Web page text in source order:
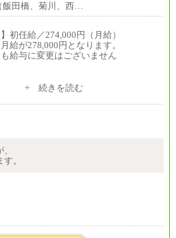
飯田橋、菊川、西…
初任給／274,000円（月給）
給が278,000円となります。
給与に変更はございません
274,000円（月給）～
どを考慮のうえ、当社規程により優
務形態に応じて、上記給与の範囲内
給与に変更はございません
+ 続きを読む
。